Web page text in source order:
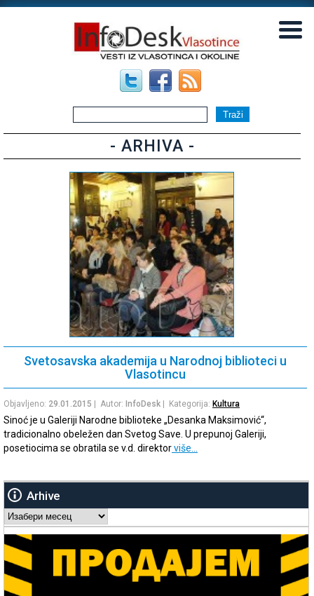
- ARHIVA -
Svetosavska akademija u Narodnoj biblioteci u
Vlasotincu
Objavljeno: 29.01.2015 | Autor: InfoDesk | Kategorija: Kultura
Sinoć je u Galeriji Narodne biblioteke „Desanka Maksimović“,
tradicionalno obeležen dan Svetog Save. U prepunoj Galeriji,
posetiocima se obratila se v.d. direktorviše…
Arhive
Arhive